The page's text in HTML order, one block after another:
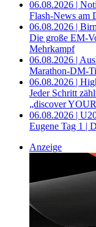
06.08.2026 |
Flash-News am
06.08.2026 |
Die große EM-
Mehrkampf
06.08.2026 |
Marathon-DM-
06.08.2026 |
Jeder Schritt
„discover
06.08.2026 |
Eugene Tag 1 |
Anzeige